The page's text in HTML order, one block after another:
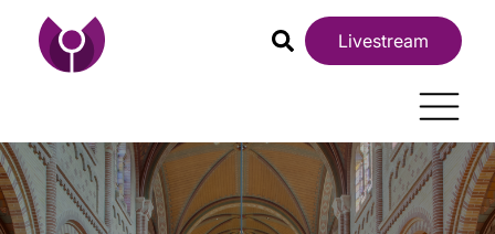
Livestream